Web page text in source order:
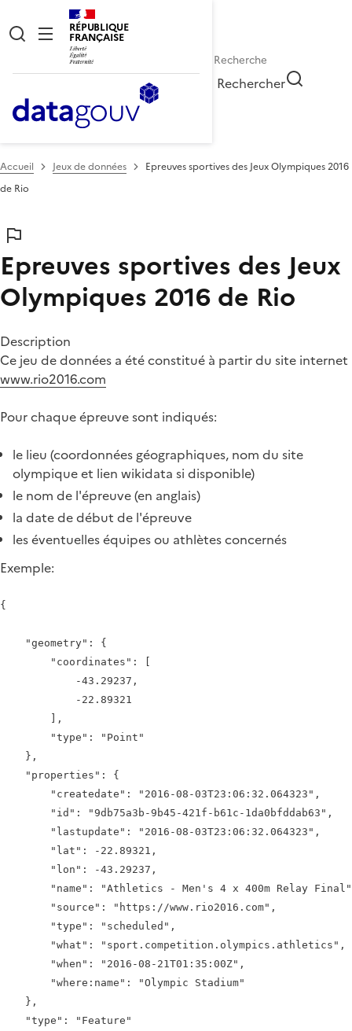
RÉPUBLIQUE
FRANÇAISE
Rechercher
Accueil Jeux de données
Epreuves sportives des Jeux Olympiques 2016
de Rio
Epreuves sportives des Jeux
Olympiques 2016 de Rio
Description
Ce jeu de données a été constitué à partir du site internet
www.rio2016.com
Pour chaque épreuve sont indiqués:
le lieu (coordonnées géographiques, nom du site
olympique et lien wikidata si disponible)
le nom de l'épreuve (en anglais)
la date de début de l'épreuve
les éventuelles équipes ou athlètes concernés
Exemple:
{
    "geometry": {
        "coordinates": [
            -43.29237,
            -22.89321
        ],
        "type": "Point"
    },
    "properties": {
        "createdate": "2016-08-03T23:06:32.064323",
        "id": "9db75a3b-9b45-421f-b61c-1da0bfddab63",
        "lastupdate": "2016-08-03T23:06:32.064323",
        "lat": -22.89321,
        "lon": -43.29237,
"name": "Athletics - Men's 4 x 400m Relay
        "source": "https://www.rio2016.com",
        "type": "scheduled",
        "what": "sport.competition.olympics.athletics",
        "when": "2016-08-21T01:35:00Z",
        "where:name": "Olympic Stadium"
    },
    "type": "Feature"